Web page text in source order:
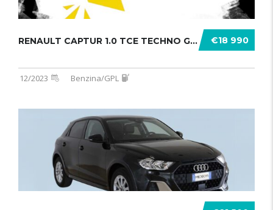
€18 990
RENAULT CAPTUR 1.0 TCE TECHNO GPL 1 .......
12/2023 Benzina/GPL